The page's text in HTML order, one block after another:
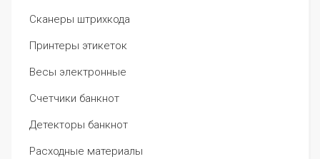
Сканеры штрихкода
Принтеры этикеток
Весы электронные
Счетчики банкнот
Детекторы банкнот
Расходные материалы